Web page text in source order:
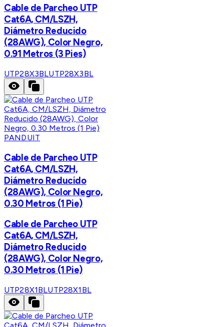
Cable de Parcheo UTP
Cat6A, CM/LSZH,
Diámetro Reducido
(28AWG), Color Negro,
0.91 Metros (3 Pies)
UTP28X3BLUTP28X3BL
PANDUIT
Cable de Parcheo UTP
Cat6A, CM/LSZH,
Diámetro Reducido
(28AWG), Color Negro,
0.30 Metros (1 Pie)
Cable de Parcheo UTP
Cat6A, CM/LSZH,
Diámetro Reducido
(28AWG), Color Negro,
0.30 Metros (1 Pie)
UTP28X1BLUTP28X1BL